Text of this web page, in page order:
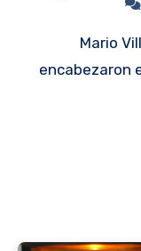
Mario Villamayor y Fabián Delgado
encabezaron